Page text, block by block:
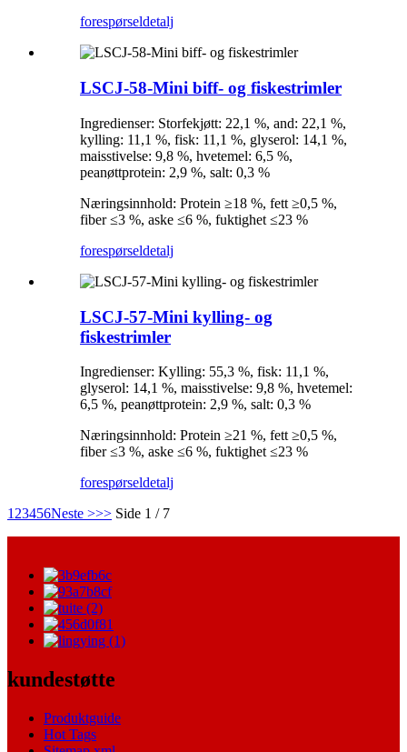
forespørseldetalj
LSCJ-58-Mini biff- og fiskestrimler
Ingredienser: Storfekjøtt: 22,1 %, and: 22,1 %,
kylling: 11,1 %, fisk: 11,1 %, glyserol: 14,1 %,
maisstivelse: 9,8 %, hvetemel: 6,5 %,
peanøttprotein: 2,9 %, salt: 0,3 %
Næringsinnhold: Protein ≥18 %, fett ≥0,5 %,
fiber ≤3 %, aske ≤6 %, fuktighet ≤23 %
forespørseldetalj
LSCJ-57-Mini kylling- og
fiskestrimler
Ingredienser: Kylling: 55,3 %, fisk: 11,1 %,
glyserol: 14,1 %, maisstivelse: 9,8 %, hvetemel:
6,5 %, peanøttprotein: 2,9 %, salt: 0,3 %
Næringsinnhold: Protein ≥21 %, fett ≥0,5 %,
fiber ≤3 %, aske ≤6 %, fuktighet ≤23 %
forespørseldetalj
1 23456Neste >>> Side 1 / 7
kundestøtte
Produktguide
Hot Tags